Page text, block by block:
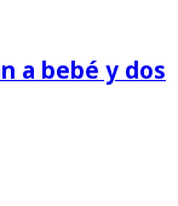
a bebé y dos